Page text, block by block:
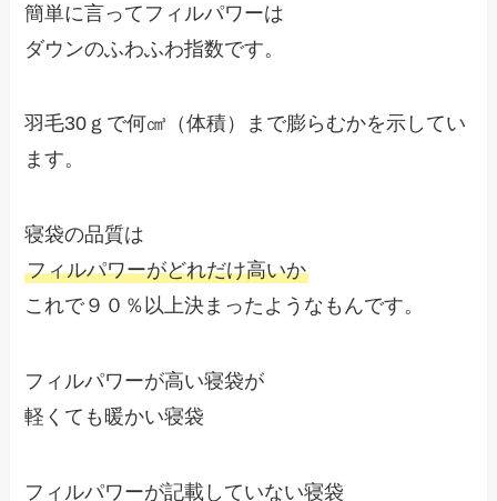
簡単に言ってフィルパワーは
ダウンのふわふわ指数です。
羽毛30ｇで何㎤（体積）まで膨らむかを示してい
ます。
寝袋の品質は
フィルパワーがどれだけ高いか
これで９０％以上決まったようなもんです。
フィルパワーが高い寝袋が
軽くても暖かい寝袋
フィルパワーが記載していない寝袋